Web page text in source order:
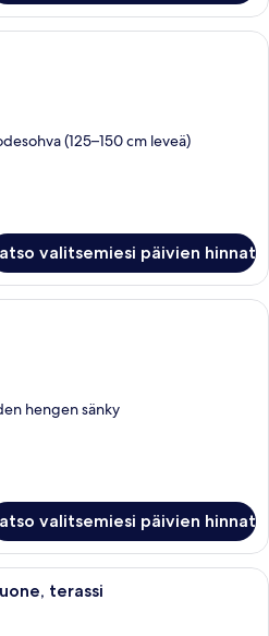
Hotellihuone, jossa on suuri sänky,
(125–150 cm leveä)
valitsemiesi päivien hinnat
Hotellihuone, jossa on sänky,
hengen sänky
valitsemiesi päivien hinnat
Parveke, jossa on
terassi